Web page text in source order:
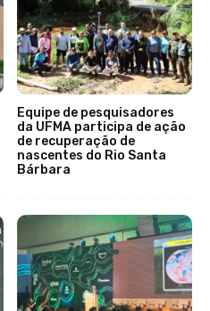
Equipe de pesquisadores
da UFMA participa de ação
de recuperação de
nascentes do Rio Santa
Bárbara